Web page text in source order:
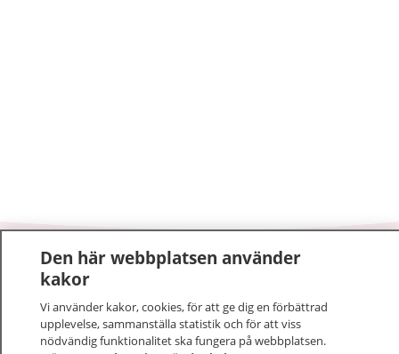
1177–tryggt om din hälsa och vård
På 1177.se får du råd om hälsa och information om
sjukdomar och vilka mottagningar du kan kontakta.
Den här webbplatsen använder
kakor
Vi använder kakor, cookies, för att ge dig en förbättrad
upplevelse, sammanställa statistik och för att viss
nödvändig funktionalitet ska fungera på webbplatsen.